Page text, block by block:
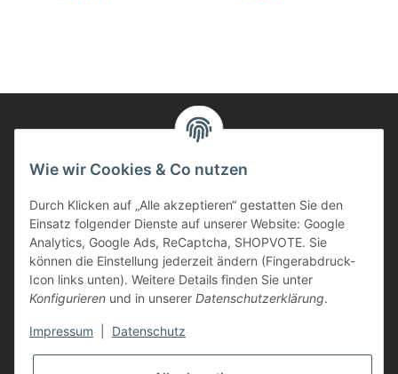
Informationen
Kunden Service
Haben Sie Fragen zu unseren Produkten?
Dann rufen Sie uns gerne an:
Tel: 0621/9767200
Mo.-Fr. 08:45-17:00 Uhr
oder schreiben Sie uns:
Wie wir Cookies & Co nutzen
Durch Klicken auf „Alle akzeptieren“ gestatten Sie den
Einsatz folgender Dienste auf unserer Website: Google
Analytics, Google Ads, ReCaptcha, SHOPVOTE. Sie
können die Einstellung jederzeit ändern (Fingerabdruck-
Icon links unten). Weitere Details finden Sie unter
Konfigurieren und in unserer Datenschutzerklärung.
Impressum Datenschutz